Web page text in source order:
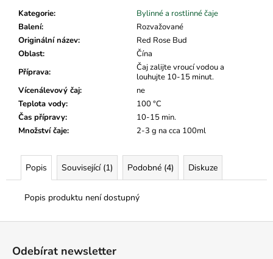
Kategorie:
Bylinné a rostlinné čaje
Balení:
Rozvažované
Originální název:
Red Rose Bud
Oblast:
Čína
Příprava:
Čaj zalijte vroucí vodou a
louhujte 10-15 minut.
Vícenálevový čaj:
ne
Teplota vody:
100 °C
Čas přípravy:
10-15 min.
Množství čaje: 2-3 g na cca 100ml
Popis Související (1) Podobné (4) Diskuze
Popis produktu není dostupný
u
u
m
e
Odebírat newsletter